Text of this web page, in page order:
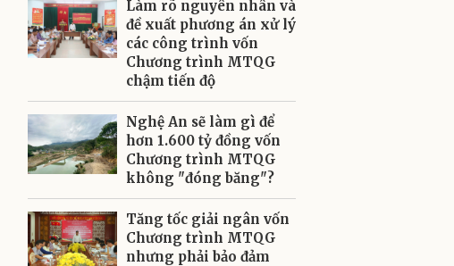
Làm rõ nguyên nhân và
đề xuất phương án xử lý
các công trình vốn
Chương trình MTQG
chậm tiến độ
Nghệ An sẽ làm gì để
hơn 1.600 tỷ đồng vốn
Chương trình MTQG
không "đóng băng"?
Tăng tốc giải ngân vốn
Chương trình MTQG
nhưng phải bảo đảm